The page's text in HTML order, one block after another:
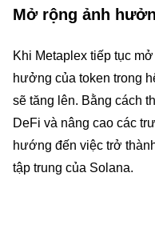
Mở rộng ảnh
Khi Metaplex tiếp tục
hưởng của token trong
sẽ tăng lên. Bằng cách
DeFi và nâng cao các
hướng đến việc trở
tập trung của Solana.